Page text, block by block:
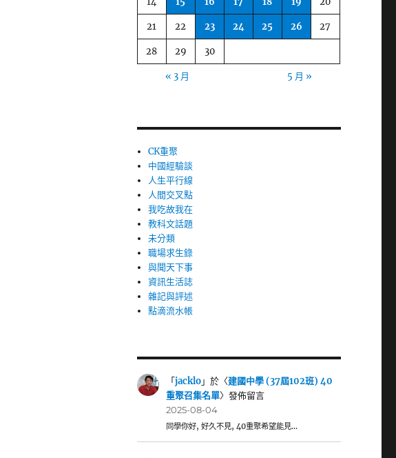
21 22 23 24 25 26 27
28 29 30
« 3 月 5 月 »
CK重聚
中國經驗談
人生平行線
人間交叉點
我吃故我在
教科文話題
未分類
職場求生錄
與聞天下事
資訊生活誌
雜記與評述
點滴流水帳
「jacklo」於〈建國中學 (37屆102班) 40
重聚召集名單〉發佈留言
2025-08-04
同學你好, 好久不見, 40重聚希望能見…